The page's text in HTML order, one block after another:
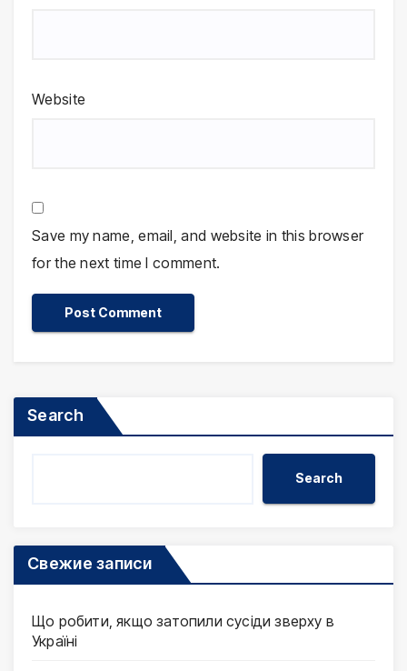
Website
Save my name, email, and website in this browser
for the next time I comment.
Search
Search
Свежие записи
Що робити, якщо затопили сусіди зверху в
Україні